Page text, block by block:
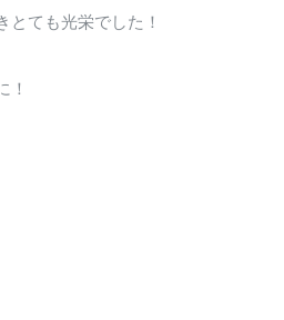
とても光栄でした！
！